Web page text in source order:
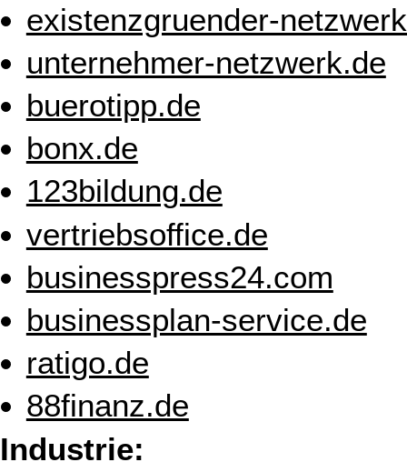
existenzgruender-
unternehmer-netzwerk.de
buerotipp.de
bonx.de
123bildung.de
vertriebsoffice.de
businesspress24.com
businessplan-service.de
ratigo.de
88finanz.de
Industrie: